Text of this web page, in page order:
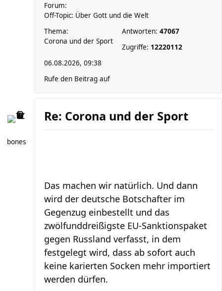
Forum:
Off-Topic: Über Gott und die Welt
Thema:
Corona und der Sport
Antworten: 47067
Zugriffe: 12220112
06.08.2026, 09:38
Rufe den Beitrag auf
bones
Re: Corona und der Sport
Das machen wir natürlich. Und dann
wird der deutsche Botschafter im
Gegenzug einbestellt und das
zwölfunddreißigste EU-Sanktionspaket
gegen Russland verfasst, in dem
festgelegt wird, dass ab sofort auch
keine karierten Socken mehr importiert
werden dürfen.